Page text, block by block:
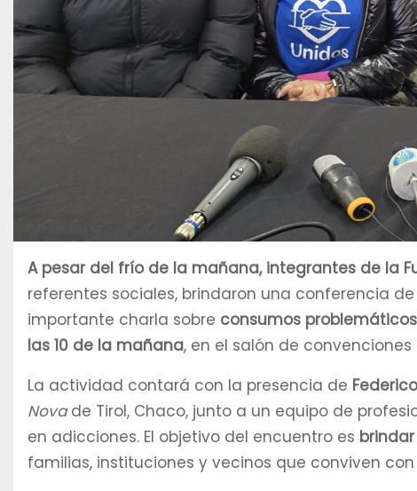
A pesar del frío de la mañana, integrantes de la
referentes sociales, brindaron una conferencia
importante charla sobre consumos
las 10 de la mañana, en el salón de convenciones
La actividad contará con la presencia de
Novade Tirol, Chaco, junto a un equipo de
en adicciones. El objetivo del encuentro es
familias, instituciones y vecinos que conviven